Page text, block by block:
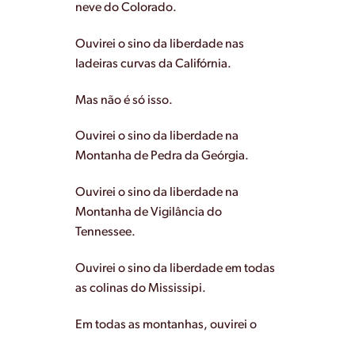
neve do Colorado.
Ouvirei o sino da liberdade nas
ladeiras curvas da Califórnia.
Mas não é só isso.
Ouvirei o sino da liberdade na
Montanha de Pedra da Geórgia.
Ouvirei o sino da liberdade na
Montanha de Vigilância do
Tennessee.
Ouvirei o sino da liberdade em todas
as colinas do Mississipi.
Em todas as montanhas, ouvirei o